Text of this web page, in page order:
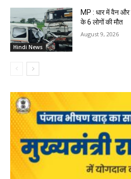
Hindi News
MP : धार में वैन और
के 6 लोगों की मौत
August 9, 2026